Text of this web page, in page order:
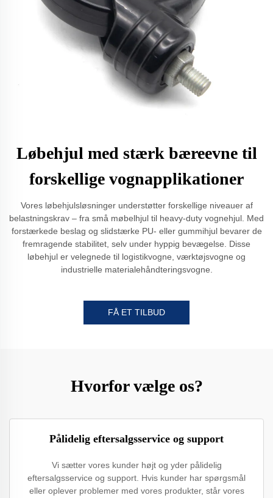
Løbehjul med stærk bæreevne til
forskellige vognapplikationer
Vores løbehjulsløsninger understøtter forskellige niveauer af
belastningskrav – fra små møbelhjul til heavy-duty vognehjul. Med
forstærkede beslag og slidstærke PU- eller gummihjul bevarer de
fremragende stabilitet, selv under hyppig bevægelse. Disse
løbehjul er velegnede til logistikvogne, værktøjsvogne og
industrielle materialehåndteringsvogne.
FÅ ET TILBUD
Hvorfor vælge os?
Pålidelig eftersalgsservice og support
Vi sætter vores kunder højt og yder pålidelig
eftersalgsservice og support. Hvis kunder har spørgsmål
eller oplever problemer med vores produkter, står vores